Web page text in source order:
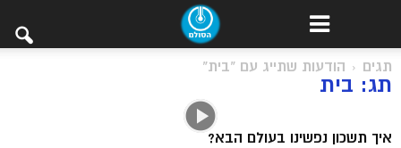
תגים הודעות שתייג עם "בית"
תג: בית
איך תשכון נפשינו בעולם הבא?